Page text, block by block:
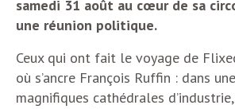
samedi 31 août au cœur de sa
une réunion politique.
Ceux qui ont fait le voyage de
où s’ancre François Ruffin : dans
magnifiques cathédrales